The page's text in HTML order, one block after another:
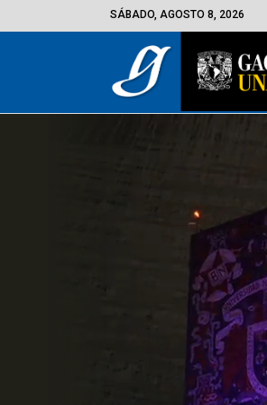
SÁBADO, AGOSTO 8, 2026